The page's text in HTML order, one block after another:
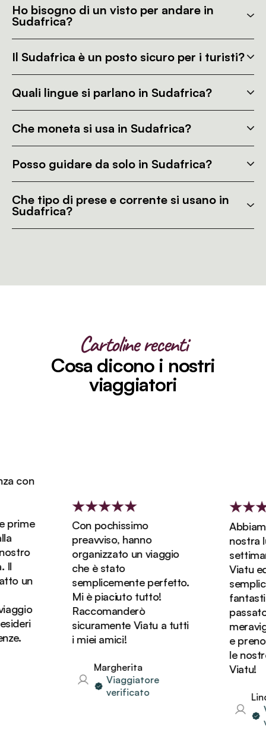
Ho bisogno di un visto per andare in
Sudafrica?
Il Sudafrica è un posto sicuro per i turisti?
Quali lingue si parlano in Sudafrica?
Che moneta si usa in Sudafrica?
Posso guidare da solo in Sudafrica?
Che tipo di prese e corrente si usano in
Sudafrica?
Cartoline recenti
Cosa dicono i nostri
viaggiatori
con
un
Con pochissimo
preavviso, hanno
organizzato un viaggio
che è stato
semplicemente perfetto.
Mi è piaciuto tutto!
Raccomanderò
sicuramente Viatu a tutti
i miei amici!
Margherita
Viaggiatore
verificato
nostra
Viatu ed
passato
e
le
Viatu!
Linda